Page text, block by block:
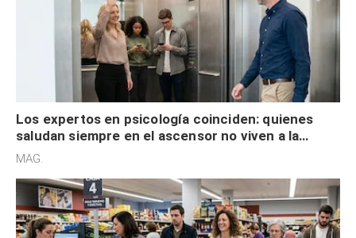
Los expertos en psicología coinciden: quienes
saludan siempre en el ascensor no viven a la
defensiva y tienen apertura social
MAG.